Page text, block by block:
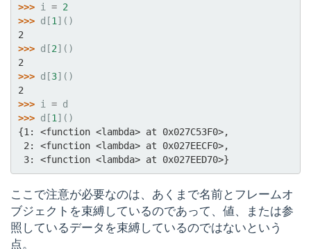
>>> i = 2
>>> d [1 ]()
2
>>> d [2]()
2
>>> d [3]()
2
>>> i = d
>>> d [1 ]()
{1: <function <lambda> at 0x027C53F0>,
2: <function <lambda> at 0x027EECF0>,
3: <function <lambda> at 0x027EED70>}
ここで注意が必要なのは、あくまで名前とフレームオ
ブジェクトを束縛しているのであって、値、または参
照しているデータを束縛しているのではないという
点。